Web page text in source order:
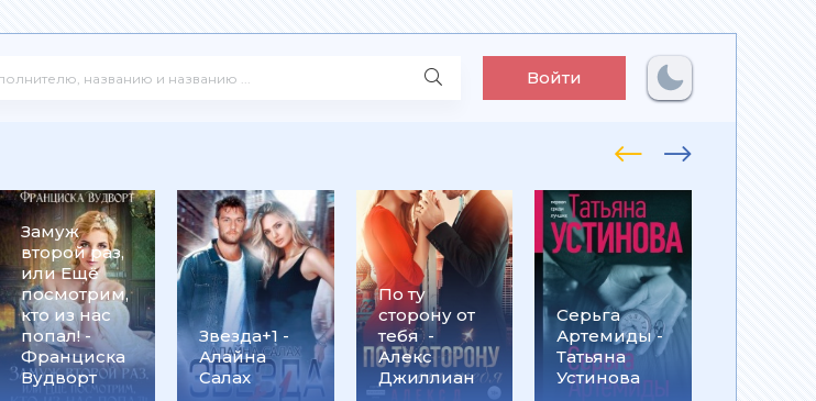
Войти
Замуж
второй раз,
или Ещё
посмотрим,
кто из нас
попал! -
Франциска
Вудворт
Звезда+1 -
Алайна
Салах
По ту
сторону от
тебя -
Алекс
Джиллиан
Серьга
Артемиды -
Татьяна
Устинова
на
- Ольга
Громыко